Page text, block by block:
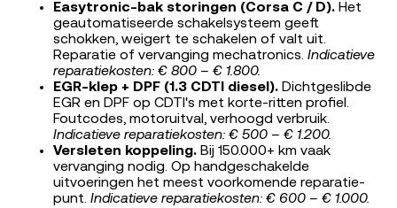
Easytronic-bak storingen (Corsa C / D). Het
geautomatiseerde schakelsysteem geeft
schokken, weigert te schakelen of valt uit.
Reparatie of vervanging mechatronics. Indicatieve
reparatiekosten: € 800 – € 1.800.
EGR-klep + DPF (1.3 CDTI diesel). Dichtgeslibde
EGR en DPF op CDTI's met korte-ritten profiel.
Foutcodes, motoruitval, verhoogd verbruik.
Indicatieve reparatiekosten: € 500 – € 1.200.
Versleten koppeling. Bij 150.000+ km vaak
vervanging nodig. Op handgeschakelde
uitvoeringen het meest voorkomende reparatie-
punt. Indicatieve reparatiekosten: € 600 – € 1.000.